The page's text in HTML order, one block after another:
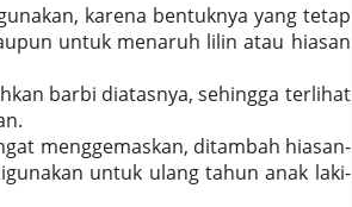
karena bentuknya yang tetap
untuk menaruh lilin atau hiasan
barbi diatasnya, sehingga terlihat
menggemaskan, ditambah hiasan-
untuk ulang tahun anak laki-